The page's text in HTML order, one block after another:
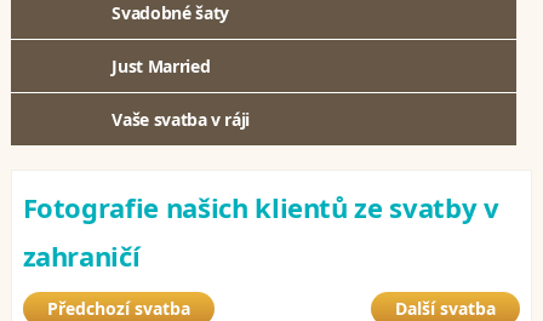
Svadobné šaty
Just Married
Vaše svatba v ráji
Fotografie našich klientů ze svatby v
zahraničí
Předchozí svatba Další svatba